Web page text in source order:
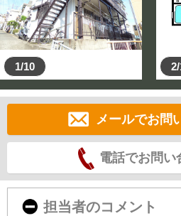
1/10
メールでお問
電話でお問い
担当者のコメント